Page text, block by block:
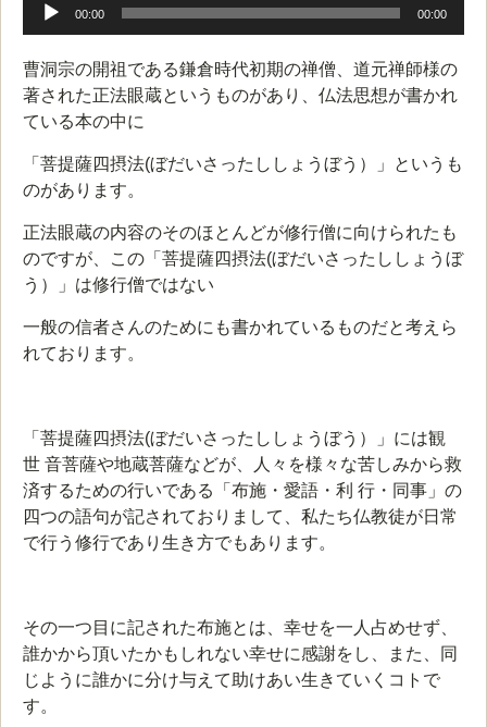
プ
レ
ー
ヤ
00:00 00:00
曹洞宗の開祖である鎌倉時代初期の禅僧、道元禅師様の
著された正法眼蔵というものがあり、仏法思想が書かれ
ている本の中に
「菩提薩四摂法(ぼだいさったししょうぼう）」というも
のがあります。
正法眼蔵の内容のそのほとんどが修行僧に向けられたも
のですが、この「菩提薩四摂法(ぼだいさったししょうぼ
う）」は修行僧ではない
一般の信者さんのためにも書かれているものだと考えら
れております。
「菩提薩四摂法(ぼだいさったししょうぼう）」には観
世 音菩薩や地蔵菩薩などが、人々を様々な苦しみから救
済するための行いである「布施・愛語・利 行・同事」の
四つの語句が記されておりまして、私たち仏教徒が日常
で行う修行であり生き方でもあります。
その一つ目に記された布施とは、幸せを一人占めせず、
誰かから頂いたかもしれない幸せに感謝をし、また、同
じように誰かに分け与えて助けあい生きていくコトで
す。